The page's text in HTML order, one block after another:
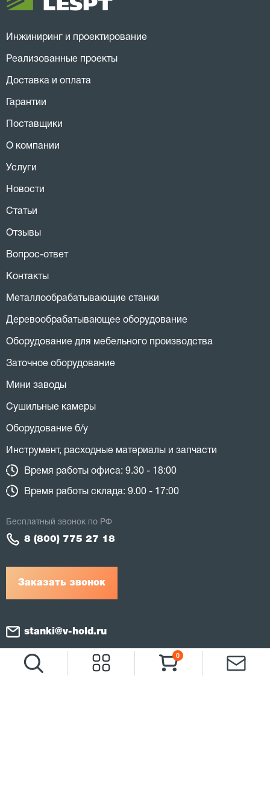
0
Инжиниринг и проектирование
Реализованные проекты
Доставка и оплата
Гарантии
Поставщики
О компании
Услуги
Новости
Статьи
Отзывы
Вопрос-ответ
Контакты
Металлообрабатывающие станки
Деревообрабатывающее оборудование
Оборудование для мебельного производства
Заточное оборудование
Мини заводы
Сушильные камеры
Оборудование б/у
Инструмент, расходные материалы и запчасти
Время работы офиса: 9.30 - 18:00
Время работы склада: 9.00 - 17:00
Заказать звонок
Бесплатный звонок по РФ
8 (800) 775 27 18
stanki@v-hold.ru